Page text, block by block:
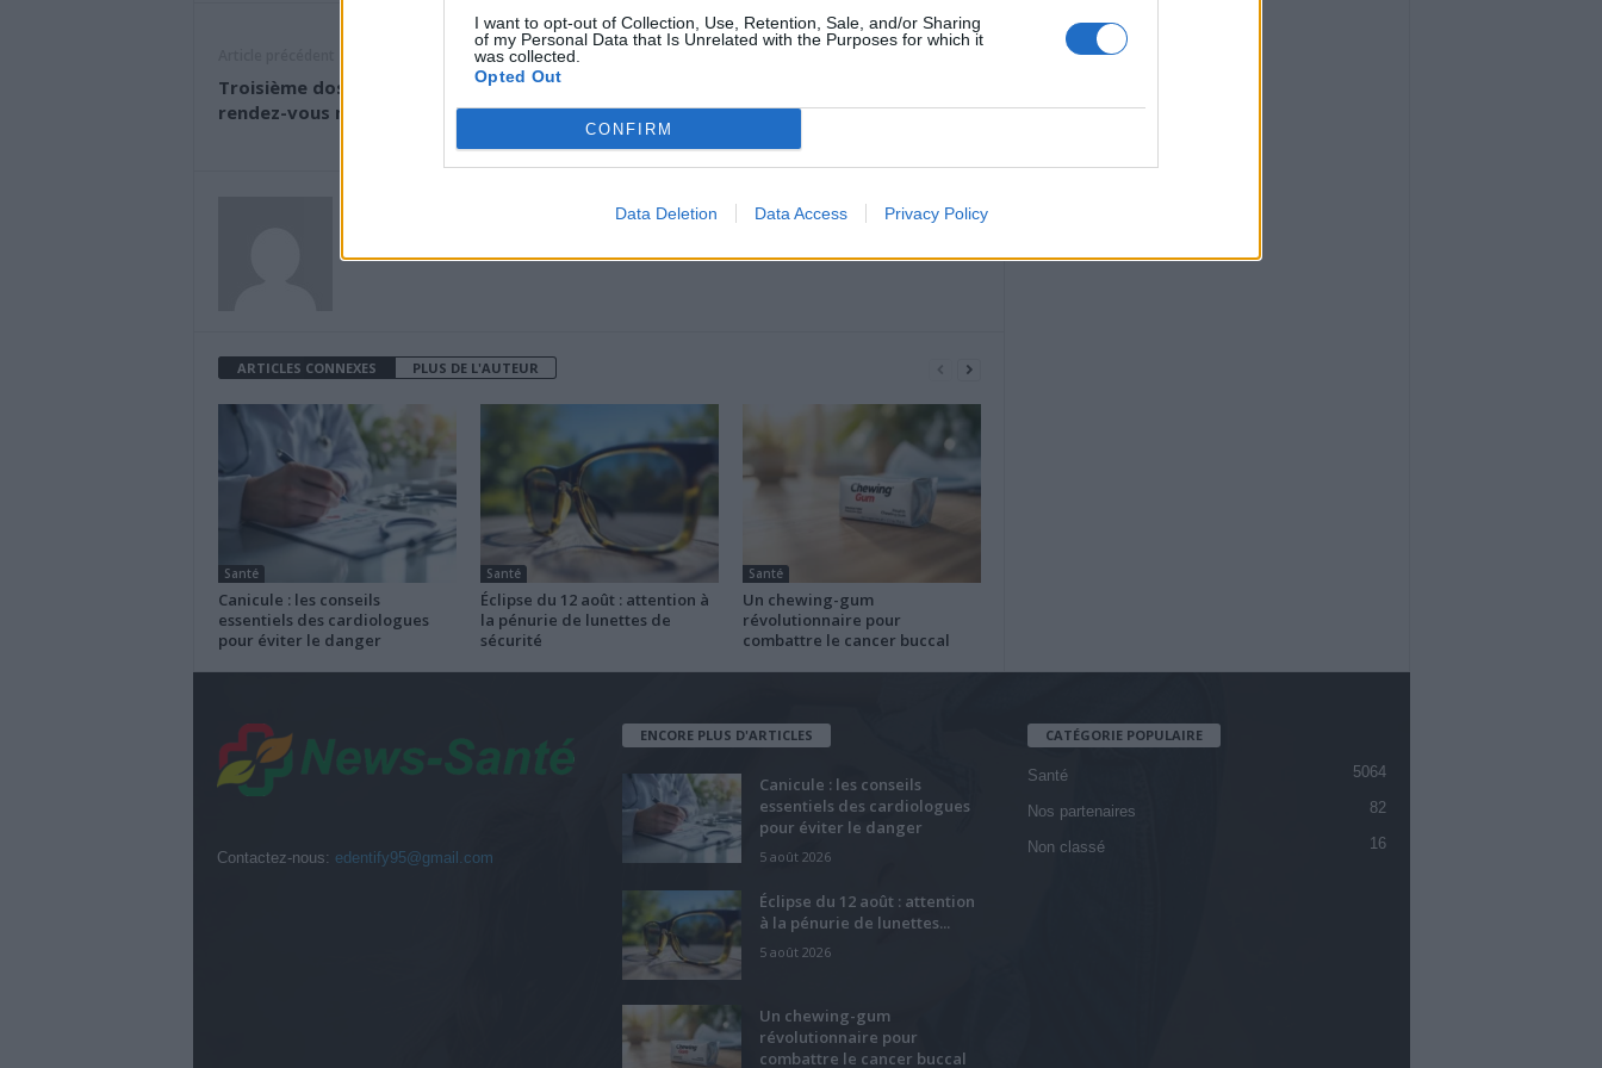
I want to opt-out of Collection, Use, Retention, Sale, and/or Sharing
of my Personal Data that Is Unrelated with the Purposes for which it
was collected.
Opted Out
CONFIRM
Data Deletion Data Access Privacy Policy
Troisième dose : doit-on prendre
rendez-vous maintenant ?
supplément ?
ARTICLES CONNEXES PLUS DE L'AUTEUR
Santé
Canicule : les conseils
essentiels des cardiologues
pour éviter le danger
Santé
Éclipse du 12 août : attention à
la pénurie de lunettes de
sécurité
Santé
Un chewing-gum
révolutionnaire pour
combattre le cancer buccal
Contactez-nous: edentify95@gmail.com
ENCORE PLUS D'ARTICLES
Canicule : les conseils
essentiels des cardiologues
pour éviter le danger
5 août 2026
Éclipse du 12 août : attention
à la pénurie de lunettes...
5 août 2026
Un chewing-gum
révolutionnaire pour
combattre le cancer buccal
CATÉGORIE POPULAIRE
Santé 5064
Nos partenaires 82
Non classé 16